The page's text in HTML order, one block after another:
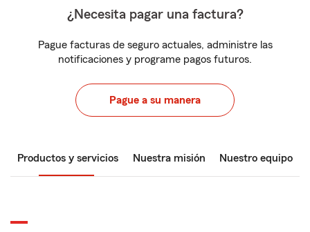
¿Necesita pagar una factura?
Pague facturas de seguro actuales, administre las
notificaciones y programe pagos futuros.
Pague a su manera
Productos y servicios Nuestra misión Nuestro equipo